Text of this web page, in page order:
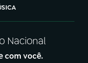
Nacional
com você.